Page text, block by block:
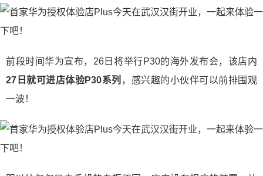
前段时间华为宣布，26日将举行P30的海外发布会，该店内
27日就可进店体验P30系列 ，感兴趣的小伙伴可以前排围观
一波！